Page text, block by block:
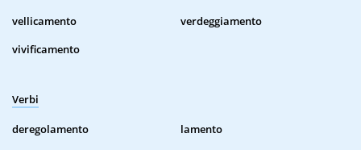
vellicamento
verdeggiamento
vivificamento
Verbi
deregolamento lamento